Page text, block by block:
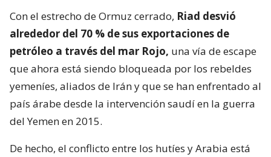
Con el estrecho de Ormuz cerrado, Riad desvió
alrededor del 70 % de sus exportaciones de
petróleo a través del mar Rojo, una vía de escape
que ahora está siendo bloqueada por los rebeldes
yemeníes, aliados de Irán y que se han enfrentado al
país árabe desde la intervención saudí en la guerra
del Yemen en 2015.
De hecho, el conflicto entre los hutíes y Arabia está